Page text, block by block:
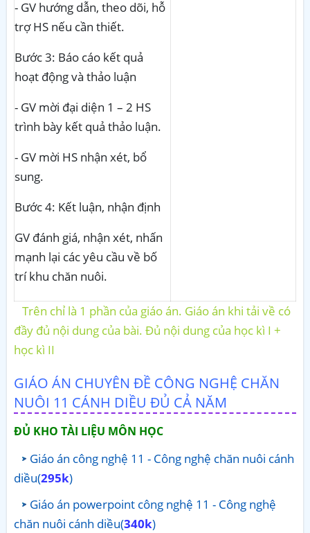
- GV hướng dẫn, theo dõi, hỗ
trợ HS nếu cần thiết.
Bước 3: Báo cáo kết quả
hoạt độngvà thảo luận
- GV mời đại diện 1 – 2 HS
trình bày kết quả thảo luận.
- GV mời HS nhận xét, bổ
sung.
Bước 4: Kết luận, nhận định
GV đánh giá, nhận xét, nhấn
mạnh lại các yêu cầu về bố
trí khu chăn nuôi.
Trên chỉ là 1 phần của giáo án. Giáo án khi tải về có
đầy đủ nội dung của bài. Đủ nội dung của học kì I +
học kì II
GIÁO ÁN CHUYÊN ĐỀ CÔNG NGHỆ CHĂN
NUÔI 11 CÁNH DIỀU ĐỦ CẢ NĂM
ĐỦ KHO TÀI LIỆU MÔN HỌC
Giáo án công nghệ 11 - Công nghệ chăn nuôi cánh
diều(295k)
Giáo án powerpoint công nghệ 11 - Công nghệ
chăn nuôi cánh diều(340k)